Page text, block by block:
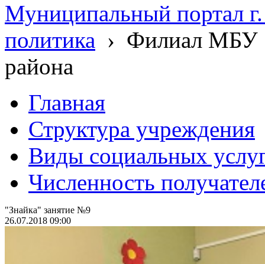
Муниципальный портал
политика › Филиал МБУ
района
Главная
Структура учреждения
Виды социальных
Численность
"Знайка" занятие №9
26.07.2018 09:00